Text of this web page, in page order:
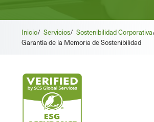
Inicio/ Servicios/ Sostenibilidad Corporativa
Garantía de la Memoria de Sostenibilidad